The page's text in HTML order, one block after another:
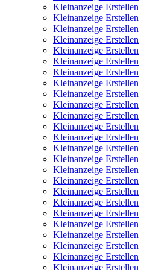
Kleinanzeige Erstellen
Kleinanzeige Erstellen
Kleinanzeige Erstellen
Kleinanzeige Erstellen
Kleinanzeige Erstellen
Kleinanzeige Erstellen
Kleinanzeige Erstellen
Kleinanzeige Erstellen
Kleinanzeige Erstellen
Kleinanzeige Erstellen
Kleinanzeige Erstellen
Kleinanzeige Erstellen
Kleinanzeige Erstellen
Kleinanzeige Erstellen
Kleinanzeige Erstellen
Kleinanzeige Erstellen
Kleinanzeige Erstellen
Kleinanzeige Erstellen
Kleinanzeige Erstellen
Kleinanzeige Erstellen
Kleinanzeige Erstellen
Kleinanzeige Erstellen
Kleinanzeige Erstellen
Kleinanzeige Erstellen
Kleinanzeige Erstellen